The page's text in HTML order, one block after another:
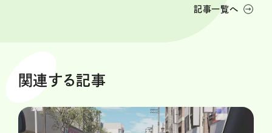
記事一覧へ
関連する記事